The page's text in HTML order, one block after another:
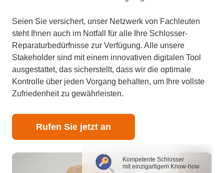
Kompetente Schlosser
mit einzigartigem Know-how
Seien Sie versichert, unser Netzwerk von Fachleuten
steht Ihnen auch im Notfall für alle Ihre Schlosser-
Reparaturbedürfnisse zur Verfügung. Alle unsere
Stakeholder sind mit einem innovativen digitalen Tool
ausgestattet, das sicherstellt, dass wir die optimale
Kontrolle über jeden Vorgang behalten, um Ihre vollste
Zufriedenheit zu gewährleisten.
Rufen Sie jetzt an